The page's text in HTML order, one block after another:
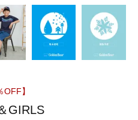
OFF】
GIRLS